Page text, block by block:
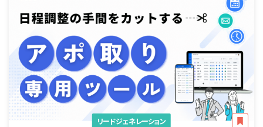
リードジェネレーション